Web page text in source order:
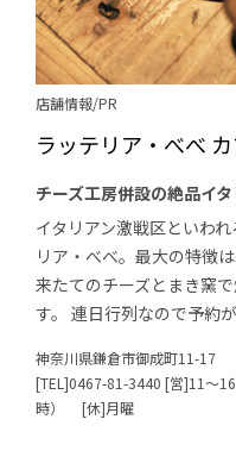
店舗情報/PR
ラッテリア・べべ
チーズ工房併設の絶品イ
イタリアン激戦区といわ
リア・べべ。最大の特徴
来たてのチーズとまき窯
す。 連日行列なので予約が
神奈川県鎌倉市御成町11-17
[TEL]0467-81-3440 [営]11～
時） [休]月曜